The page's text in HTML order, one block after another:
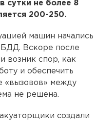
сутки не более 8
200-250.
машин начались
Вскоре после
возник спор, как
и обеспечить
«вызовов» между
не решена.
создали